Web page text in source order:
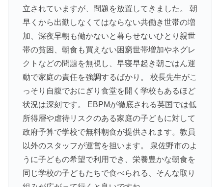
立されていますが、問題を放置してきました。 朝
早くから出勤しなくてはならない共働き世帯の増
加、深夜早朝も働かないと暮らせないひとり親世
帯の貧困、朝食も買えない困窮世帯増加やネグレ
クトなどの問題を無視し、早寝早起き朝ごはん運
動で家庭の責任を強調するばかり。 校長先生がこ
っそり自腹でおにぎり食堂を開く学校もあるほど
状況は深刻です。 EBPMが徹底される英国では低
所得層や虐待リスクのある家庭の子どもに対して
政府予算で学校で無料朝食が提供されます。教員
以外のスタッフが運営を担います。 泉佐野市のよ
うに子どもの希望で利用でき、栄養豊かな朝食を
同じ学校の子どもたちで食べられる、そんな取り